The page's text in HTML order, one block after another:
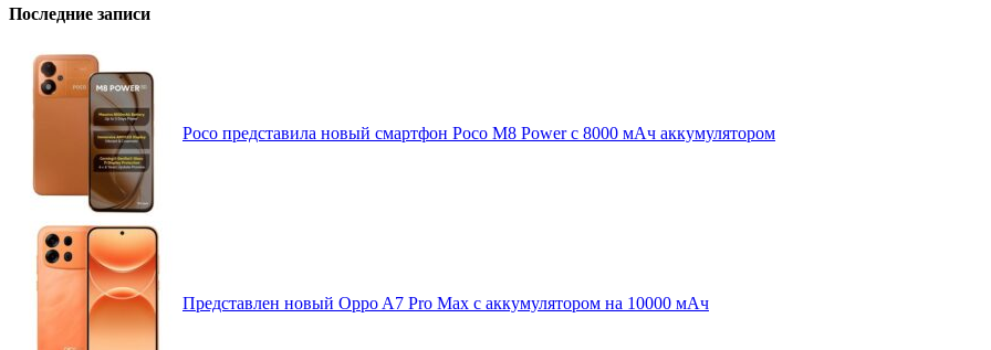
Последние записи
Poco представила новый смартфон Poco M8 Power с 8000 мАч аккумулятором
Представлен новый Oppo A7 Pro Max с аккумулятором на 10000 мАч